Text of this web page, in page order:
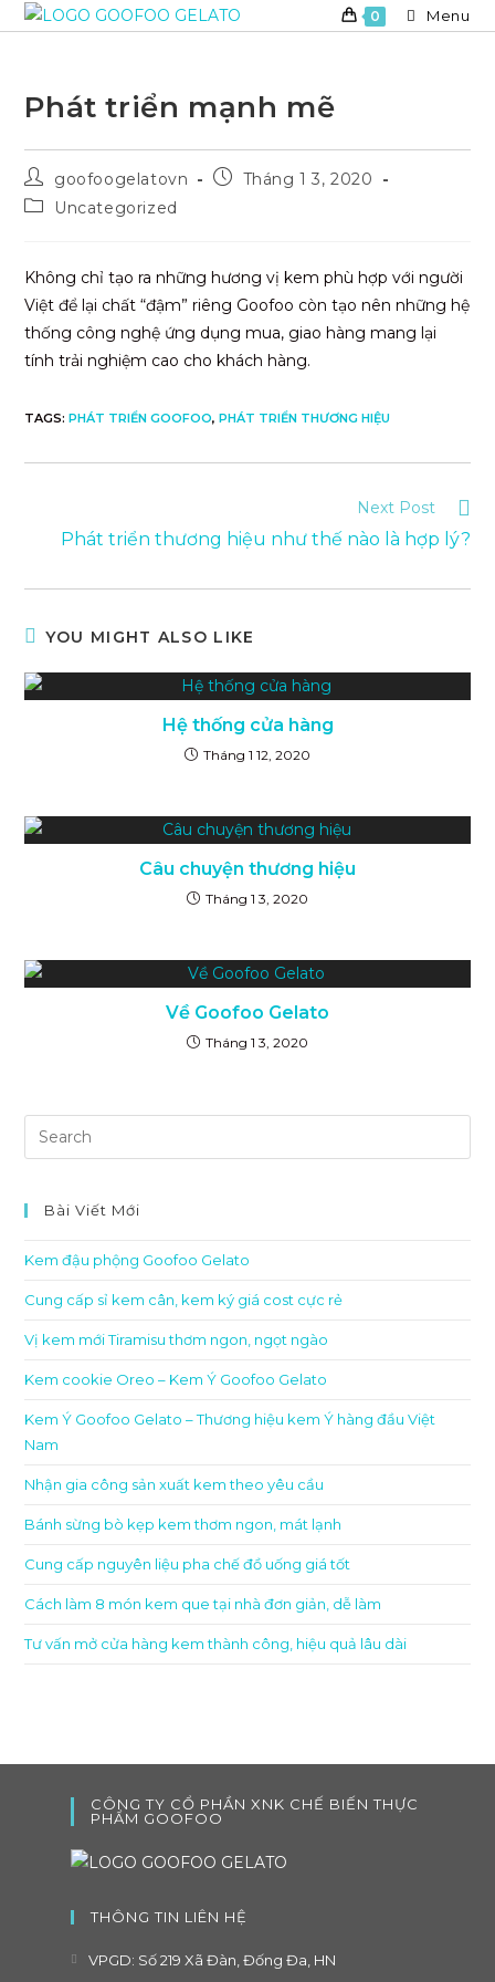
Skip
0 Menu
Phát triển mạnh mẽ
Post
author:
goofoogelatovn
PostTháng 1 3, 2020
PostUncategorized
Không chỉ tạo ra những hương vị kem phù hợp với người
Việt để lại chất “đậm” riêng Goofoo còn tạo nên những hệ
thống công nghệ ứng dụng mua, giao hàng mang lại
tính trải nghiệm cao cho khách hàng.
TAGS:PHÁT TRIỂN GOOFOO, PHÁT TRIỂN THƯƠNG HIỆU
articles
Next Post
Phát triển thương hiệu như thế nào là hợp lý?
YOU MIGHT ALSO LIKE
Hệ thống cửa hàng
Tháng 1 12, 2020
Câu chuyện thương hiệu
Tháng 1 3, 2020
Về Goofoo Gelato
Tháng 1 3, 2020
Bài Viết Mới
Kem đậu phộng Goofoo Gelato
Cung cấp sỉ kem cân, kem ký giá cost cực rẻ
Vị kem mới Tiramisu thơm ngon, ngọt ngào
Kem cookie Oreo – Kem Ý Goofoo Gelato
Kem Ý Goofoo Gelato – Thương hiệu kem Ý hàng đầu Việt
Nam
Nhận gia công sản xuất kem theo yêu cầu
Bánh sừng bò kẹp kem thơm ngon, mát lạnh
Cung cấp nguyên liệu pha chế đồ uống giá tốt
Cách làm 8 món kem que tại nhà đơn giản, dễ làm
Tư vấn mở cửa hàng kem thành công, hiệu quả lâu dài
CÔNG TY CỔ PHẦN XNK CHẾ BIẾN THỰC
PHẨM GOOFOO
THÔNG TIN LIÊN HỆ
VPGD: Số 219 Xã Đàn, Đống Đa, HN